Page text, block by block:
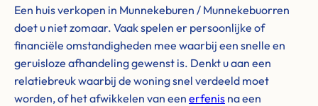
Een huis verkopen in Munnekeburen / Munnekebuorren
doet u niet zomaar. Vaak spelen er persoonlijke of
financiële omstandigheden mee waarbij een snelle en
geruisloze afhandeling gewenst is. Denkt u aan een
relatiebreuk waarbij de woning snel verdeeld moet
worden, of het afwikkelen van een erfenis na een